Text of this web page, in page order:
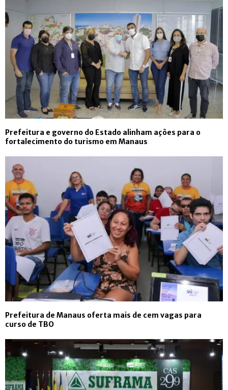
Prefeitura e governo do Estado alinham ações para o
fortalecimento do turismo em Manaus
Prefeitura de Manaus oferta mais de cem vagas para
curso de TBO